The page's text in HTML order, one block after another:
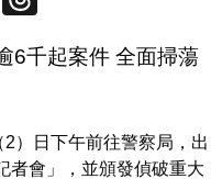
6千起案件 全面掃蕩
）日下午前往警察局，出
者會」，並頒發偵破重大